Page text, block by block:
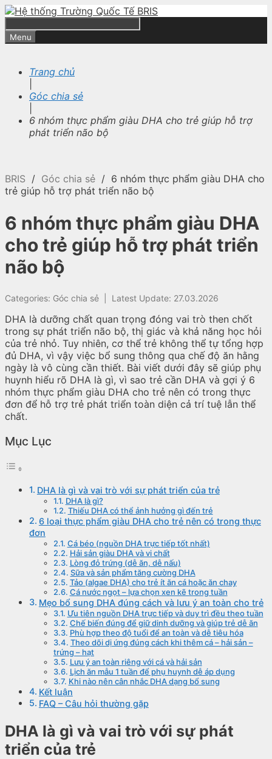
Skip
content
Search
Menu
Trang chủ
Góc chia sẻ
6 nhóm thực phẩm giàu DHA cho trẻ giúp hỗ trợ
phát triển não bộ
BRIS / Góc chia sẻ / 6 nhóm thực phẩm giàu DHA cho
trẻ giúp hỗ trợ phát triển não bộ
6 nhóm thực phẩm giàu DHA
cho trẻ giúp hỗ trợ phát triển
não bộ
Categories: Góc chia sẻ Latest Update: 27.03.2026
DHA là dưỡng chất quan trọng đóng vai trò then chốt
trong sự phát triển não bộ, thị giác và khả năng học hỏi
của trẻ nhỏ. Tuy nhiên, cơ thể trẻ không thể tự tổng hợp
đủ DHA, vì vậy việc bổ sung thông qua chế độ ăn hằng
ngày là vô cùng cần thiết. Bài viết dưới đây sẽ giúp phụ
huynh hiểu rõ DHA là gì, vì sao trẻ cần DHA và gợi ý 6
nhóm thực phẩm giàu DHA cho trẻ nên có trong thực
đơn để hỗ trợ trẻ phát triển toàn diện cả trí tuệ lẫn thể
chất.
Mục Lục
DHA là gì và vai trò với sự phát triển của trẻ
DHA là gì?
Thiếu DHA có thể ảnh hưởng gì đến trẻ
6 loại thực phẩm giàu DHA cho trẻ nên có trong thực
đơn
Cá béo (nguồn DHA trực tiếp tốt nhất)
Hải sản giàu DHA và vi chất
Lòng đỏ trứng (dễ ăn, dễ nấu)
Sữa và sản phẩm tăng cường DHA
Tảo (algae DHA) cho trẻ ít ăn cá hoặc ăn chay
Cá nước ngọt – lựa chọn xen kẽ trong tuần
Mẹo bổ sung DHA đúng cách và lưu ý an toàn cho trẻ
Ưu tiên nguồn DHA trực tiếp và duy trì đều theo tuần
Chế biến đúng để giữ dinh dưỡng và giúp trẻ dễ ăn
Phù hợp theo độ tuổi để an toàn và dễ tiêu hóa
Theo dõi dị ứng đúng cách khi thêm cá – hải sản –
trứng – hạt
Lưu ý an toàn riêng với cá và hải sản
Lịch ăn mẫu 1 tuần để phụ huynh dễ áp dụng
Khi nào nên cân nhắc DHA dạng bổ sung
Kết luận
FAQ – Câu hỏi thường gặp
DHA là gì và vai trò với sự phát
triển của trẻ